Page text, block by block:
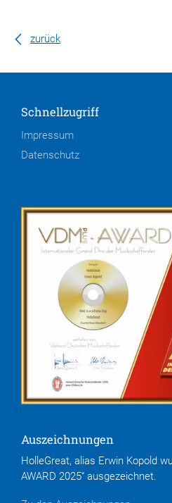
zurück
Schnellzugriff
Impressum
Datenschutz
Auszeichnungen
HolleGreat, alias Erwin Kopold
AWARD 2025“ ausgezeichnet.